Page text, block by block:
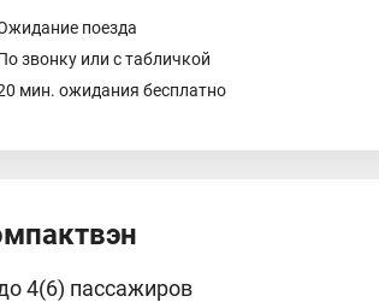
поезда
звонку или с табличкой
мин. ожидания бесплатно
4(6) пассажиров